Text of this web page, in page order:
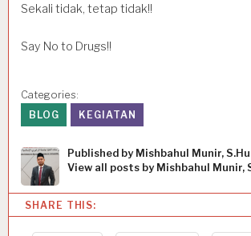
Sekali tidak, tetap tidak!!
Say No to Drugs!!
Categories:
BLOG
KEGIATAN
Published by Mishbahul Munir,
View all posts by Mishbahul Munir,
SHARE THIS: